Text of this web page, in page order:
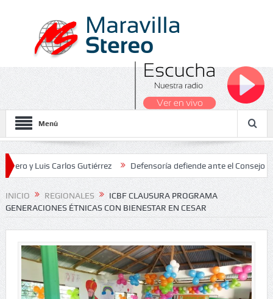
Menú
Carlos Gutiérrez Defensoría defiende ante el Consejo de
2026
INICIO REGIONALES
ICBF CLAUSURA PROGRAMA
GENERACIONES ÉTNICAS CON BIENESTAR EN CESAR